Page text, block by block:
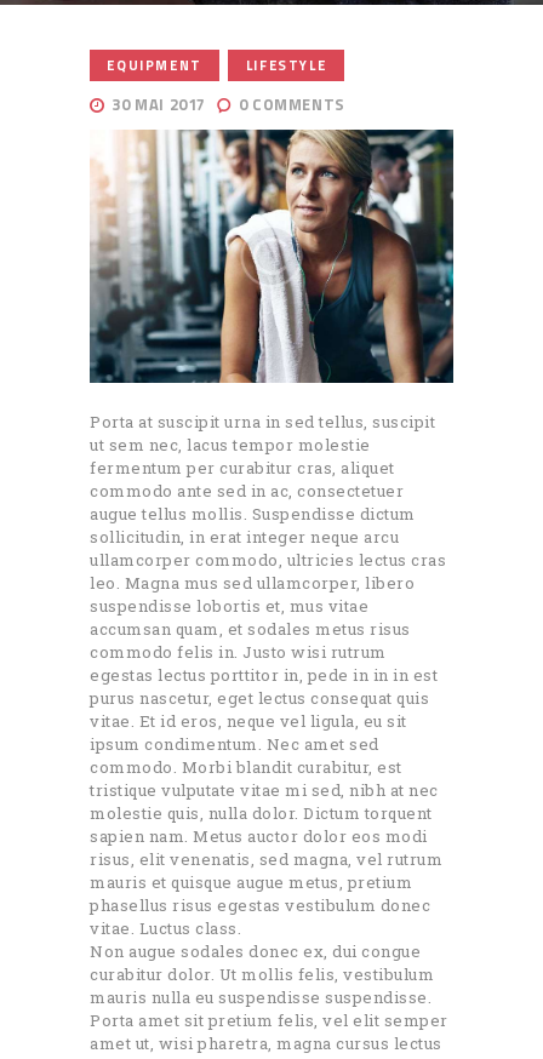
EQUIPMENT LIFESTYLE
30 MAI 2017 0 COMMENTS
Porta at suscipit urna in sed tellus, suscipit
ut sem nec, lacus tempor molestie
fermentum per curabitur cras, aliquet
commodo ante sed in ac, consectetuer
augue tellus mollis. Suspendisse dictum
sollicitudin, in erat integer neque arcu
ullamcorper commodo, ultricies lectus cras
leo. Magna mus sed ullamcorper, libero
suspendisse lobortis et, mus vitae
accumsan quam, et sodales metus risus
commodo felis in. Justo wisi rutrum
egestas lectus porttitor in, pede in in in est
purus nascetur, eget lectus consequat quis
vitae. Et id eros, neque vel ligula, eu sit
ipsum condimentum. Nec amet sed
commodo. Morbi blandit curabitur, est
tristique vulputate vitae mi sed, nibh at nec
molestie quis, nulla dolor. Dictum torquent
sapien nam. Metus auctor dolor eos modi
risus, elit venenatis, sed magna, vel rutrum
mauris et quisque augue metus, pretium
phasellus risus egestas vestibulum donec
vitae. Luctus class.
Non augue sodales donec ex, dui congue
curabitur dolor. Ut mollis felis, vestibulum
mauris nulla eu suspendisse suspendisse.
Porta amet sit pretium felis, vel elit semper
amet ut, wisi pharetra, magna cursus lectus